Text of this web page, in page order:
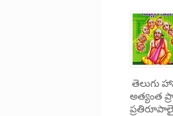
తెలుగు
అత్యంత